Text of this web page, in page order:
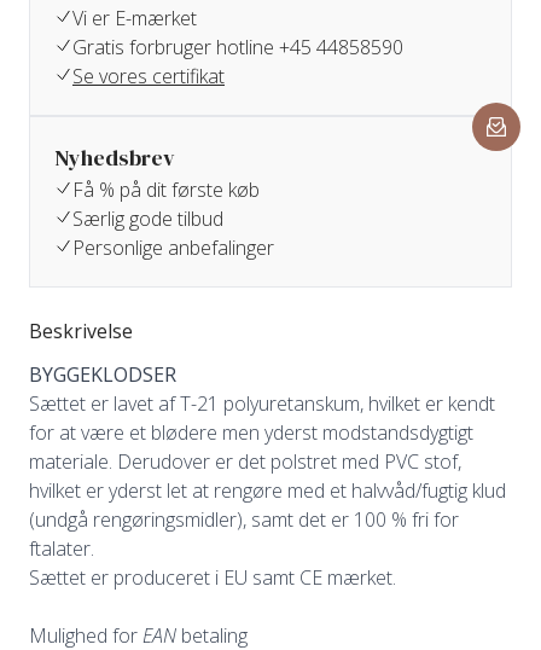
Vi er E-mærket
Gratis forbruger hotline +45 44858590
Se vores certifikat
Nyhedsbrev
Få % på dit første køb
Særlig gode tilbud
Personlige anbefalinger
Beskrivelse
BYGGEKLODSER
Sættet er lavet af T-21 polyuretanskum, hvilket er kendt
for at være et blødere men yderst modstandsdygtigt
materiale. Derudover er det polstret med PVC stof,
hvilket er yderst let at rengøre med et halvvåd/fugtig klud
(undgå rengøringsmidler), samt det er 100 % fri for
ftalater.
Sættet er produceret i EU samt CE mærket.
Mulighed forEAN betaling